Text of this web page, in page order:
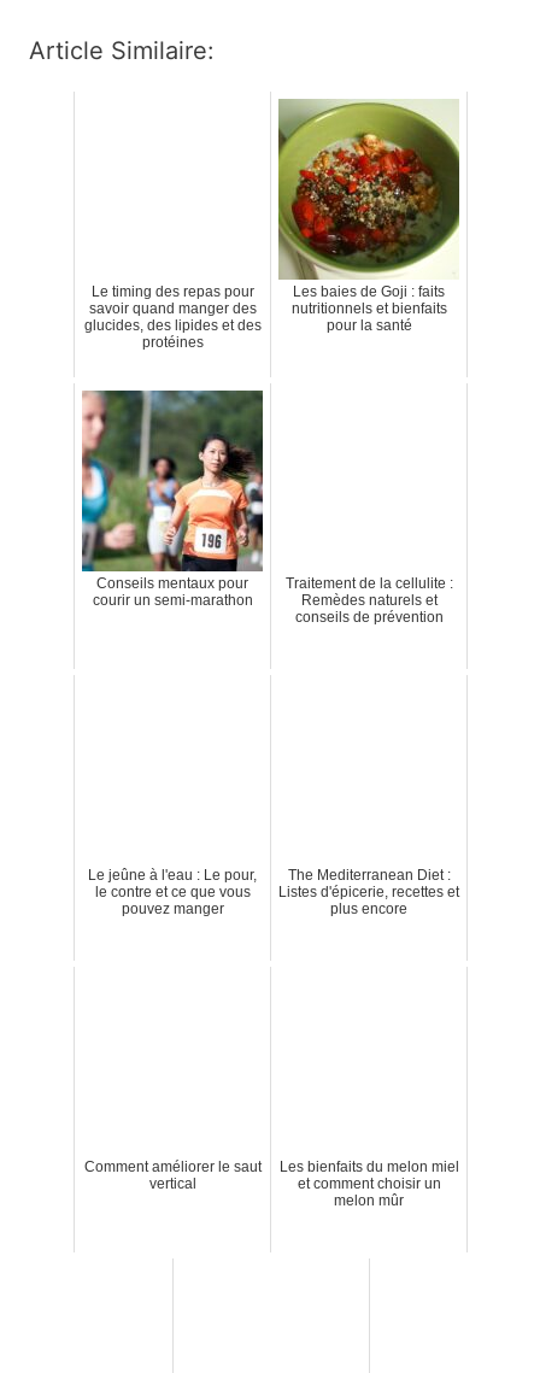
Article Similaire:
Le timing des repas pour
savoir quand manger des
glucides, des lipides et des
protéines
Les baies de Goji : faits
nutritionnels et bienfaits
pour la santé
Conseils mentaux pour
courir un semi-marathon
Traitement de la cellulite :
Remèdes naturels et
conseils de prévention
Le jeûne à l'eau : Le pour,
le contre et ce que vous
pouvez manger
The Mediterranean Diet :
Listes d'épicerie, recettes et
plus encore
Comment améliorer le saut
vertical
Les bienfaits du melon miel
et comment choisir un
melon mûr